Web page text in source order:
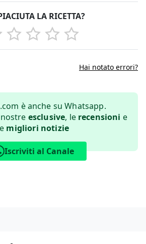
LA RICETTA?
Hai notato errori?
è anche su Whatsapp.
esclusive, le recensioni e
migliori notizie
Iscriviti al Canale